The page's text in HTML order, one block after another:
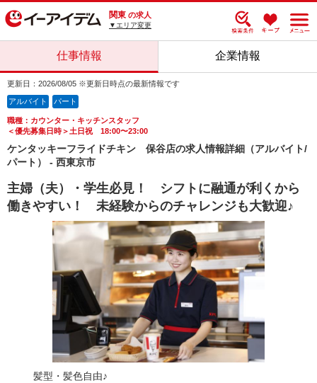
関東 の求人
▼エリア変更
仕事情報 企業情報
更新日：2026/08/05 ※更新日時点の最新情報です
アルバイト パート
職種：カウンター・キッチンスタッフ
＜優先募集日時＞土日祝 18:00〜23:00
ケンタッキーフライドチキン 保谷店の求人情報詳細（アルバイト/
パート） - 西東京市
主婦（夫）・学生必見！ シフトに融通が利くから
働きやすい！ 未経験からのチャレンジも大歓迎♪
髪型・髪色自由♪